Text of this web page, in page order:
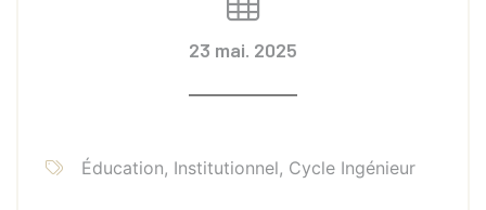
23 mai. 2025
Éducation, Institutionnel, Cycle Ingénieur